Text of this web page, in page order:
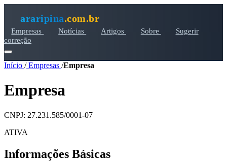
araripina.com.br
Empresas Notícias Artigos Sobre
Sugerir
correção
Início /Empresas /Empresa
Empresa
CNPJ: 27.231.585/0001-07
ATIVA
Informações Básicas